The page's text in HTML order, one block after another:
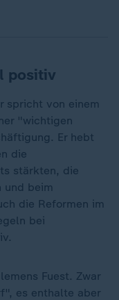
positiv
spricht von einem
"wichtigen
Er hebt
die
stärkten, die
und beim
die Reformen im
bei
Fuest. Zwar
es enthalte aber